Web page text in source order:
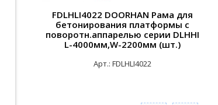
FDLHLI4022 DOORHAN Рама для
бетонирования платформы с
поворотн.аппарелью серии DLHHI
L-4000мм,W-2200мм (шт.)
Арт.: FDLHLI4022